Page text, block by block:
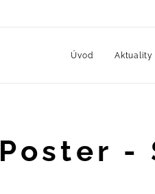
Úvod Aktuality
Poster -